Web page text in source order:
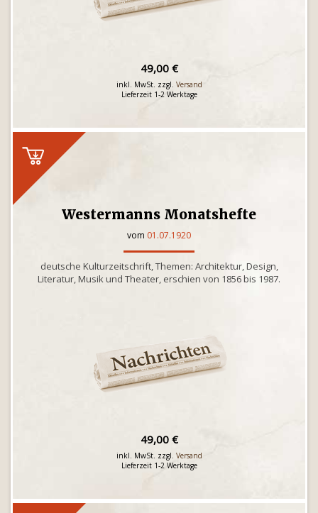
49,00 €
inkl. MwSt. zzgl. Versand
Lieferzeit 1-2 Werktage
Westermanns Monatshefte
vom 01.07.1920
deutsche Kulturzeitschrift, Themen: Architektur, Design,
Literatur, Musik und Theater, erschien von 1856 bis 1987.
49,00 €
inkl. MwSt. zzgl. Versand
Lieferzeit 1-2 Werktage